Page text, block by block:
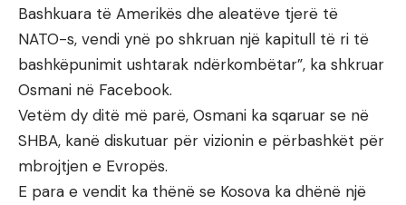
Bashkuara të Amerikës dhe aleatëve tjerë të
NATO-s, vendi ynë po shkruan një kapitull të ri të
bashkëpunimit ushtarak ndërkombëtar”, ka shkruar
Osmani në Facebook.
Vetëm dy ditë më parë, Osmani ka sqaruar se në
SHBA, kanë diskutuar për vizionin e përbashkët për
mbrojtjen e Evropës.
E para e vendit ka thënë se Kosova ka dhënë një